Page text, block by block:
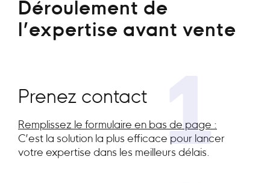
Déroulement de
l’expertise avant vente
1
Prenez contact
Remplissez le formulaire en bas de page :
C’est la solution la plus efficace pour lancer
votre expertise dans les meilleurs délais.